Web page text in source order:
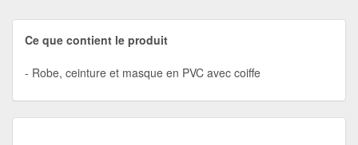
Ce que contient le produit
Robe, ceinture et masque en PVC avec coiffe